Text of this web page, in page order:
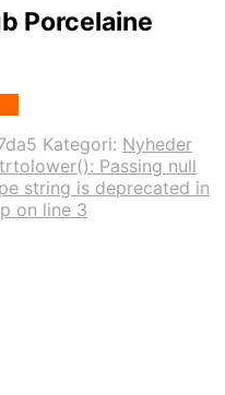
Porcelaine
Kategori: Nyheder
Passing null
string is deprecated in
on line 3